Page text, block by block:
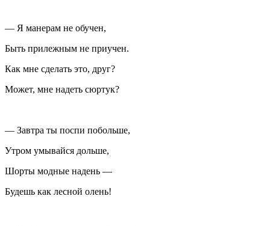
— Я манерам не обучен,
Быть прилежным не приучен.
Как мне сделать это, друг?
Может, мне надеть сюртук?
— Завтра ты поспи побольше,
Утром умывайся дольше,
Шорты модные надень —
Будешь как лесной олень!